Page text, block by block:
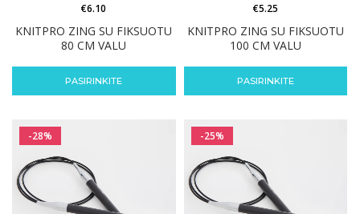
KNITPRO ZING SU FIKSUOTU
80 CM VALU
€6.10
PASIRINKITE
KNITPRO ZING SU FIKSUOTU
100 CM VALU
€5.25
PASIRINKITE
-28% -25%